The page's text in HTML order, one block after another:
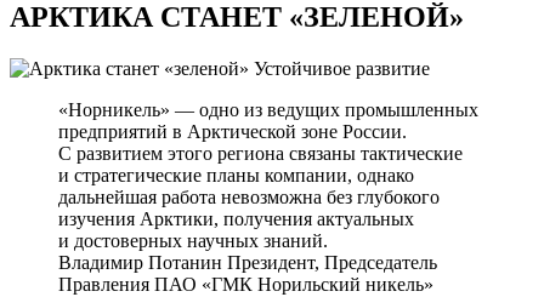
АРКТИКА СТАНЕТ «ЗЕЛЕНОЙ»
Устойчивое развитие
«Норникель» — одно из ведущих промышленных
предприятий в Арктической зоне России.
С развитием этого региона связаны тактические
и стратегические планы компании, однако
дальнейшая работа невозможна без глубокого
изучения Арктики, получения актуальных
и достоверных научных знаний.
Владимир Потанин Президент, Председатель
Правления ПАО «ГМК Норильский никель»